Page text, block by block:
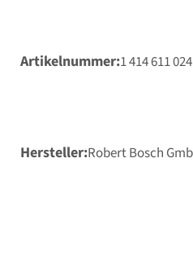
Artikelnummer 1 414 611 024
Hersteller Robert Bosch